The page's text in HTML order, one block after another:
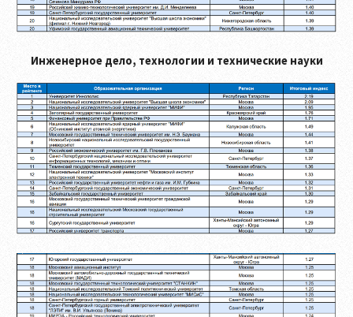
Инженерное дело, технологии и технические науки